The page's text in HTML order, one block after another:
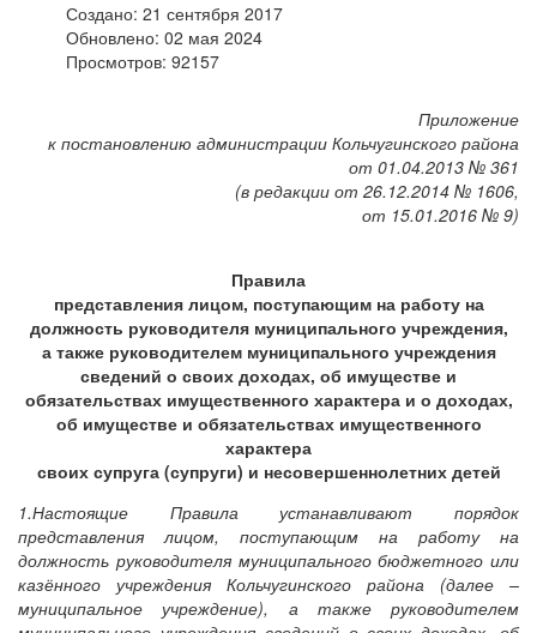
Создано: 21 сентября 2017
Обновлено: 02 мая 2024
Просмотров: 92157
Приложение
к постановлению администрации Кольчугинского района
от 01.04.2013 № 361
(в редакции от 26.12.2014 № 1606,
от 15.01.2016 № 9)
Правила
представления лицом, поступающим на работу на
должность руководителя муниципального учреждения,
а также руководителем муниципального учреждения
сведений о своих доходах, об имуществе и
обязательствах имущественного характера и о доходах,
об имуществе и обязательствах имущественного
характера
своих супруга (супруги) и несовершеннолетних детей
1.Настоящие Правила устанавливают порядок
представления лицом, поступающим на работу на
должность руководителя муниципального бюджетного или
казённого учреждения Кольчугинского района (далее –
муниципальное учреждение), а также руководителем